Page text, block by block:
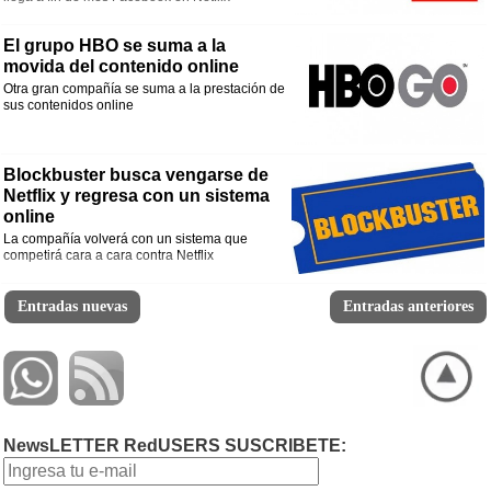
compartiendo más contenidos, más cultura, siempre del lado del usuario.
Tomás”
El grupo HBO se suma a la
movida del contenido online
Otra gran compañía se suma a la prestación de
sus contenidos online
Blockbuster busca vengarse de
Netflix y regresa con un sistema
online
La compañía volverá con un sistema que
competirá cara a cara contra Netflix
Entradas nuevas Entradas anteriores
NewsLETTER RedUSERS SUSCRIBETE: